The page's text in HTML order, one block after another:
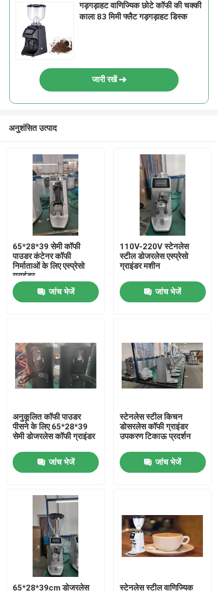
वीआर दिखाएँ
कारखाना भ्रमण
गुणवत्ता नियंत्रण
संपर्क करें
मामलों
कॉफी बीन ग्राइंडर
गड़गड़ाहट कॉफी की चक्की
गड़गड़ाहट वाणिज्यिक छोटे कॉफी की चक्की
काला 83 मिमी फ्लैट गड़गड़ाहट डिस्क
जारी रखें
अनुशंसित उत्पाद
65*28*39 सेमी कॉफी
पाउडर कंटेनर कॉफी
निर्माताओं के लिए एस्प्रेसो
ग्राइंडर
जांच भेजें
110V-220V स्टेनलेस
स्टील डोजरलेस एस्प्रेसो
ग्राइंडर मशीन
जांच भेजें
अनुकूलित कॉफी पाउडर
पीसने के लिए 65*28*39
सेमी डोजरलेस कॉफी ग्राइंडर
जांच भेजें
स्टेनलेस स्टील किचन
डोसरलेस कॉफी ग्राइंडर
उपकरण टिकाऊ प्रदर्शन
जांच भेजें
65*28*39cm डोजरलेस स्टेनलेस स्टील वाणिज्यिक